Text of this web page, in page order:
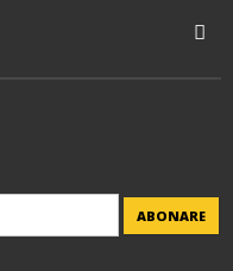
ABONARE